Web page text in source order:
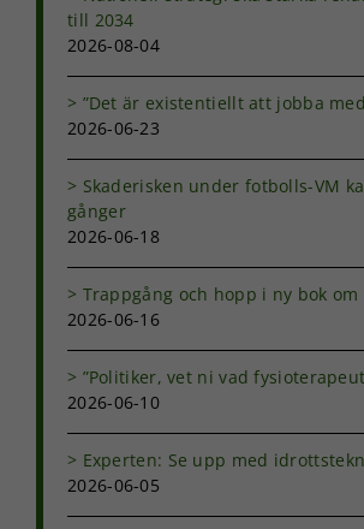
till 2034
2026-08-04
”Det är existentiellt att jobba
2026-06-23
Skaderisken under fotbolls-VM
gånger
2026-06-18
Trappgång och hopp i ny bok
2026-06-16
”Politiker, vet ni vad
2026-06-10
Experten: Se upp med
2026-06-05